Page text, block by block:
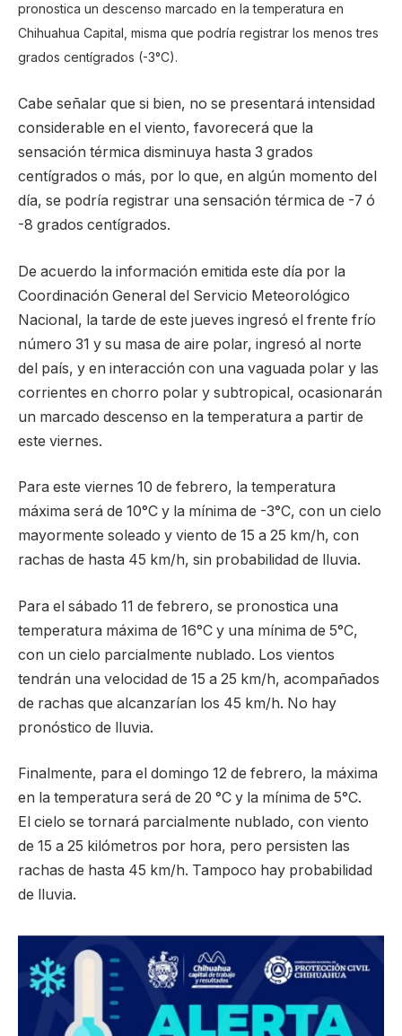
pronostica un descenso marcado en la temperatura en
Chihuahua Capital, misma que podría registrar los menos tres
grados centígrados (-3°C).
Cabe señalar que si bien, no se presentará intensidad
considerable en el viento, favorecerá que la
sensación térmica disminuya hasta 3 grados
centígrados o más, por lo que, en algún momento del
día, se podría registrar una sensación térmica de -7 ó
-8 grados centígrados.
De acuerdo la información emitida este día por la
Coordinación General del Servicio Meteorológico
Nacional, la tarde de este jueves ingresó el frente frío
número 31 y su masa de aire polar, ingresó al norte
del país, y en interacción con una vaguada polar y las
corrientes en chorro polar y subtropical, ocasionarán
un marcado descenso en la temperatura a partir de
este viernes.
Para este viernes 10 de febrero, la temperatura
máxima será de 10°C y la mínima de -3°C, con un cielo
mayormente soleado y viento de 15 a 25 km/h, con
rachas de hasta 45 km/h, sin probabilidad de lluvia.
Para el sábado 11 de febrero, se pronostica una
temperatura máxima de 16°C y una mínima de 5°C,
con un cielo parcialmente nublado. Los vientos
tendrán una velocidad de 15 a 25 km/h, acompañados
de rachas que alcanzarían los 45 km/h. No hay
pronóstico de lluvia.
Finalmente, para el domingo 12 de febrero, la máxima
en la temperatura será de 20 °C y la mínima de 5°C.
El cielo se tornará parcialmente nublado, con viento
de 15 a 25 kilómetros por hora, pero persisten las
rachas de hasta 45 km/h. Tampoco hay probabilidad
de lluvia.